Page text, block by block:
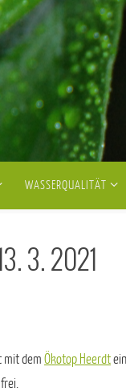
WASSERQUALITÄT
3. 2021
mit dem Ökotop Heerdt